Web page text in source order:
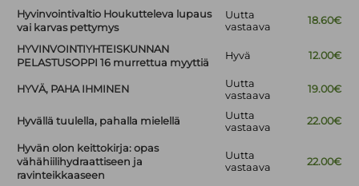
Hyvinvointivaltio Houkutteleva lupaus
vai karvas pettymys
Uutta
vastaava
18.60€
HYVINVOINTIYHTEISKUNNAN
PELASTUSOPPI 16 murrettua myyttiä
Hyvä 12.00€
HYVÄ, PAHA IHMINEN
Uutta
vastaava
19.00€
Hyvällä tuulella, pahalla mielellä
Uutta
vastaava
22.00€
Hyvän olon keittokirja: opas
vähähiilihydraattiseen ja
ravinteikkaaseen
Uutta
vastaava
22.00€